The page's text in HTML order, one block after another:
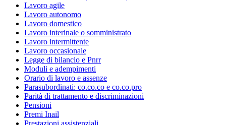
Lavoro agile
Lavoro autonomo
Lavoro domestico
Lavoro interinale o somministrato
Lavoro intermittente
Lavoro occasionale
Legge di bilancio e Pnrr
Moduli e adempimenti
Orario di lavoro e assenze
Parasubordinati: co.co.co e co.co.pro
Parità di trattamento e discriminazioni
Pensioni
Premi Inail